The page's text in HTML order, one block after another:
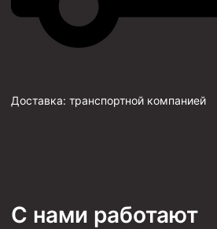
Доставка: транспортной компанией
С нами работают